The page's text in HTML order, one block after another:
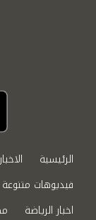
الرئيسية
فيديوهات متنوعة
اخبار الرياضة